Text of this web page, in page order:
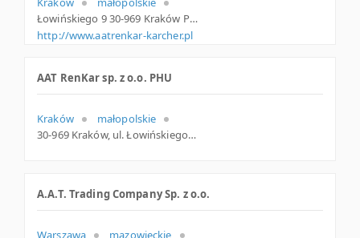
Łowińskiego 9 30-969 Kraków Polska
http://www.aatrenkar-karcher.pl
AAT RenKar sp. z o.o. PHU
Kraków
małopolskie
30-969 Kraków, ul. Łowińskiego 9, małopolskie
A.A.T. Trading Company Sp. z o.o.
Warszawa
mazowieckie